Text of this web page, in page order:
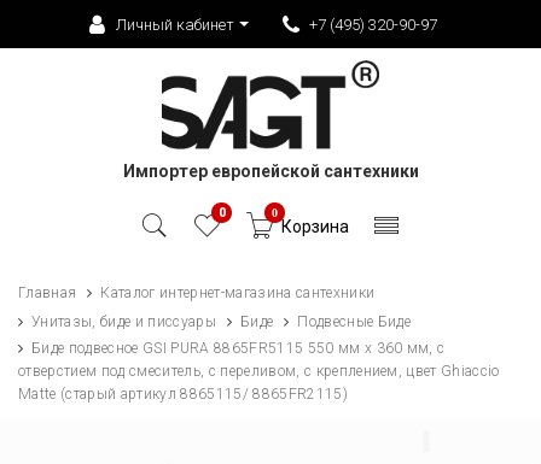
Личный кабинет +7 (495) 320-90-97
Импортер европейской сантехники
0 0
Корзина
Главная
Каталог интернет-магазина сантехники
Унитазы, биде и писсуары
Биде
Подвесные Биде
Биде подвесное GSI PURA 8865FR5115 550 мм х 360 мм, с
отверстием под смеситель, с переливом, с креплением, цвет Ghiaccio
Matte (старый артикул 8865115/ 8865FR2115)